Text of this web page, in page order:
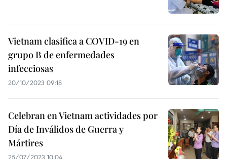
Vietnam clasifica a COVID-19 en
grupo B de enfermedades
infecciosas
20/10/2023 09:18
Celebran en Vietnam actividades por
Día de Inválidos de Guerra y
Mártires
25/07/2023 10:04